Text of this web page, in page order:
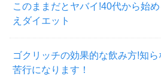
このままだとヤバイ!40代から始
えダイエット
ゴクリッチの効果的な飲み方!知
苦行になります！